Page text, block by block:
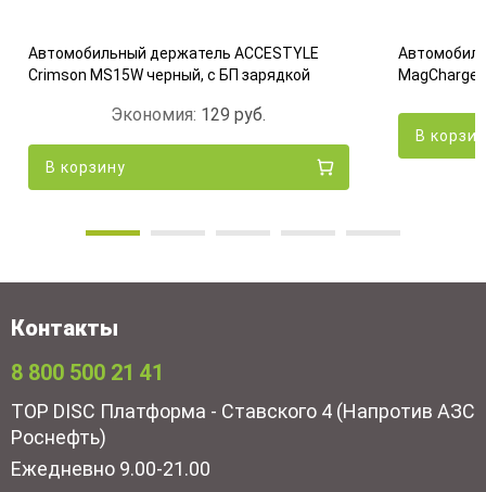
Автомобильный держатель ACCESTYLE
Crimson MS15W черный, с БП зарядкой
Экономия: 129руб.
В корзину
MagCharge
В
Контакты
8 800 500 21 41
TOP DISC Платформа - Ставского 4 (Напротив АЗС
Роснефть)
Ежедневно 9.00-21.00